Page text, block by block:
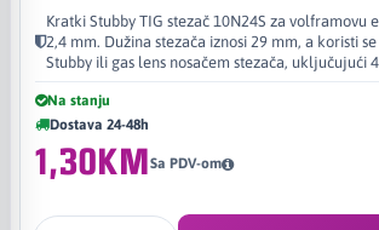
Kratki Stubby TIG stezač 10N24S za volframovu
2,4 mm. Dužina stezača iznosi 29 mm, a koristi
Stubby ili gas lens nosačem stezača, uključujući
Na stanju
Dostava 24-48h
1,30KMSa PDV-om